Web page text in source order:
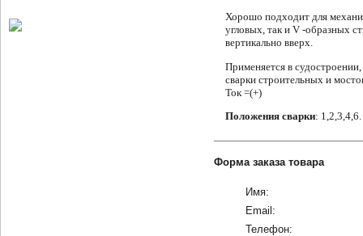
Хо­рошо подходит для
угловых, так и V -образных
вертикально вверх.
Применя­ется в
сварки строительных и
Ток =(+)
Положения сварки: 1,2,3,4,6.
Форма заказа товара
Имя:
Email:
Телефон: